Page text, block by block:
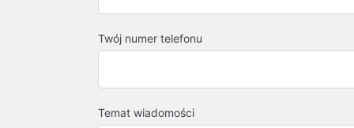
Twój numer telefonu
Temat wiadomości